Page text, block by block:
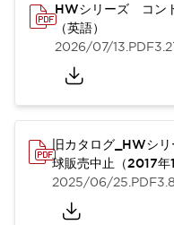
HWシリーズ コン
（英語）
2026/07/13.PDF
旧カタログ_HWシ
球販売中止（2017年1
2025/06/25.PDF